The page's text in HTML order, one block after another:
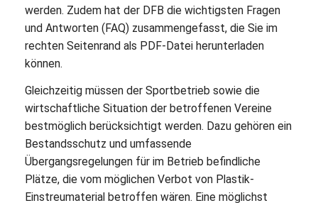
werden. Zudem hat der DFB die wichtigsten Fragen
und Antworten (FAQ) zusammengefasst, die Sie im
rechten Seitenrand als PDF-Datei herunterladen
können.
Gleichzeitig müssen der Sportbetrieb sowie die
wirtschaftliche Situation der betroffenen Vereine
bestmöglich berücksichtigt werden. Dazu gehören ein
Bestandsschutz und umfassende
Übergangsregelungen für im Betrieb befindliche
Plätze, die vom möglichen Verbot von Plastik-
Einstreumaterial betroffen wären. Eine möglichst